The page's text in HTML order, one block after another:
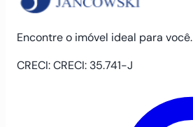
Encontre o imóvel ideal para você.
CRECI: CRECI: 35.741-J